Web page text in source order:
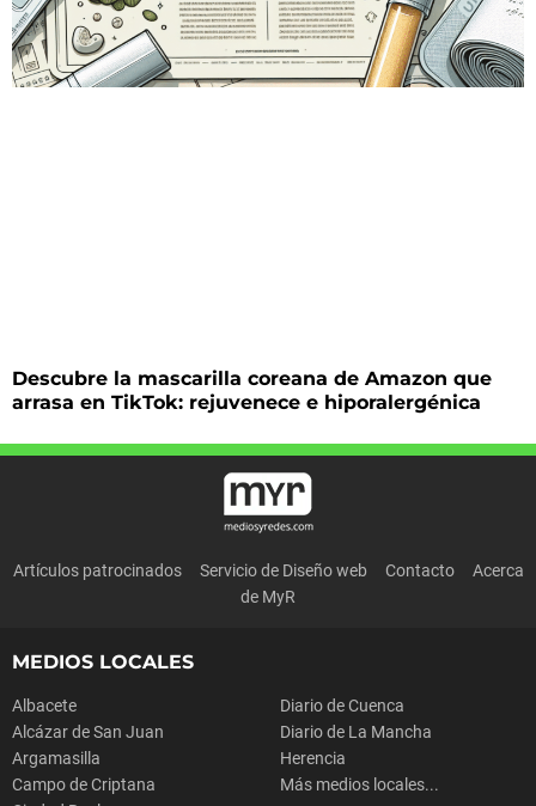
Descubre la mascarilla coreana de Amazon que
arrasa en TikTok: rejuvenece e hiporalergénica
Artículos patrocinados Servicio de Diseño web Contacto
Acerca
de MyR
MEDIOS LOCALES
Albacete
Alcázar de San Juan
Argamasilla
Campo de Criptana
Diario de Cuenca
Diario de La Mancha
Herencia
Más medios locales...